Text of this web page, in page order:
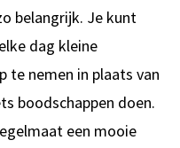
belangrijk. Je kunt
dag kleine
te nemen in plaats van
boodschappen doen.
een mooie